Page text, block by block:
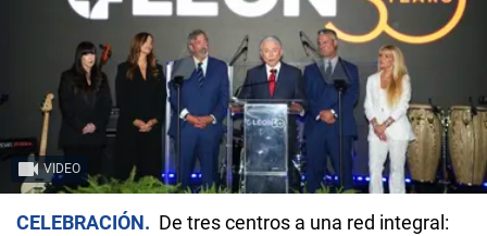
VIDEO
CELEBRACIÓN
De tres centros a una red integral: